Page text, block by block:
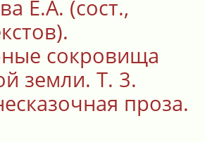
Е.А. (сост.,
сокровища
земли. Т. 3.
проза.